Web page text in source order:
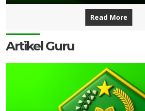
Read More
Artikel Guru